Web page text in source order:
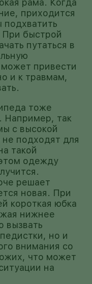
приходится
подхватить
быстрой
путаться в
может привести
и к травмам,
тоже
Например, так
с высокой
подходят для
такой
одежду
решает
новая. При
короткая юбка
нижнее
вызвать
но и
внимания со
что может
на